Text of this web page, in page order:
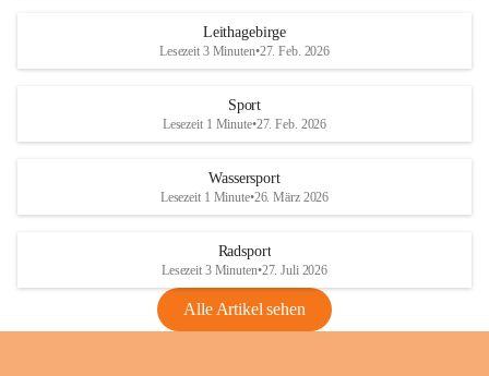
Maßnahmen zur Bekämpfung
Rebe und der Amerikanischen
Anhang VBl. EU Nr. 18
1 Seite•1,4 MB
VBl. EU Nr. 18_2026
Leithagebirge
Lesezeit 3 Minuten•27. Feb. 2026
Sport
Lesezeit 1 Minute•27. Feb. 2026
Wassersport
Lesezeit 1 Minute•26. März 2026
Radsport
Lesezeit 3 Minuten•27. Juli 2026
Alle Artikel sehen